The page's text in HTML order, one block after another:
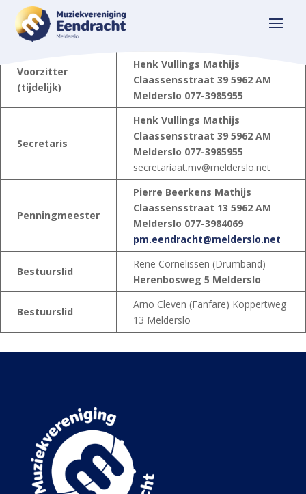
Voorzitter
(tijdelijk)
Henk Vullings Mathijs
Claassensstraat 39 5962 AM
Melderslo 077-3985955
Secretaris
Henk Vullings Mathijs
Claassensstraat 39 5962 AM
Melderslo 077-3985955
secretariaat.mv@melderslo.net
Penningmeester
Pierre Beerkens Mathijs
Claassensstraat 13 5962 AM
Melderslo 077-3984069
pm.eendracht@melderslo.net
Bestuurslid
Rene Cornelissen (Drumband)
Herenbosweg 5 Melderslo
Bestuurslid
Arno Cleven (Fanfare) Koppertweg
13 Melderslo